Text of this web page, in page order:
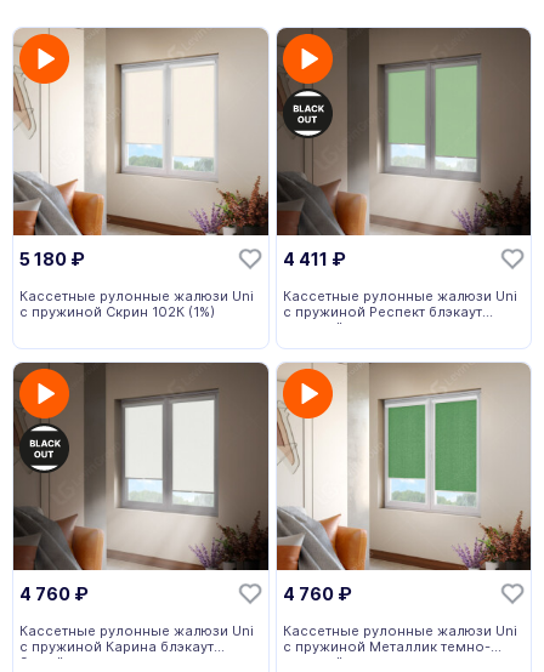
5 180 ₽
Кассетные рулонные жалюзи Uni
с пружиной Скрин 102К (1%)
4 411 ₽
Кассетные рулонные жалюзи Uni
с пружиной Респект блэкаут
зеленый
4 760 ₽
Кассетные рулонные жалюзи Uni
с пружиной Карина блэкаут
белый
4 760 ₽
Кассетные рулонные жалюзи Uni
с пружиной Металлик темно-
зеленый